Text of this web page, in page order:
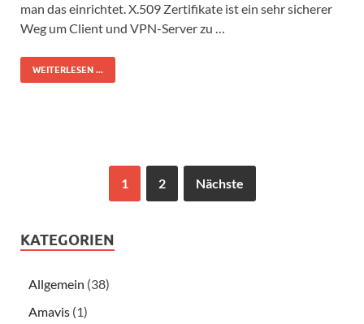
man das einrichtet. X.509 Zertifikate ist ein sehr sicherer
Weg um Client und VPN-Server zu …
WEITERLESEN ...
1 2 Nächste
KATEGORIEN
Allgemein (38)
Amavis (1)